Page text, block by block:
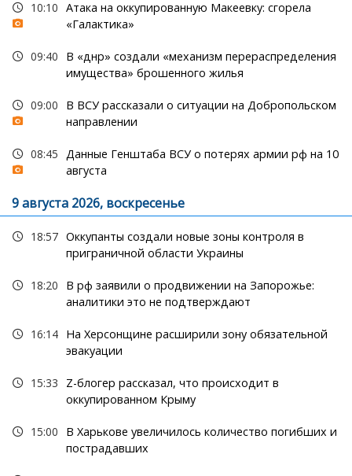
10:10 Атака на оккупированную Макеевку: сгорела
«Галактика»
09:40
В «днр» создали «механизм перераспределения
имущества» брошенного жилья
09:00
В ВСУ рассказали о ситуации на Добропольском
направлении
08:45 Данные Генштаба ВСУ о потерях армии рф на 10
августа
9 августа 2026, воскресенье
18:57 Оккупанты создали новые зоны контроля в
приграничной области Украины
18:20
В рф заявили о продвижении на Запорожье:
аналитики это не подтверждают
16:14 На Херсонщине расширили зону обязательной
эвакуации
15:33
Z-блогер рассказал, что происходит в
оккупированном Крыму
15:00
В Харькове увеличилось количество погибших и
пострадавших